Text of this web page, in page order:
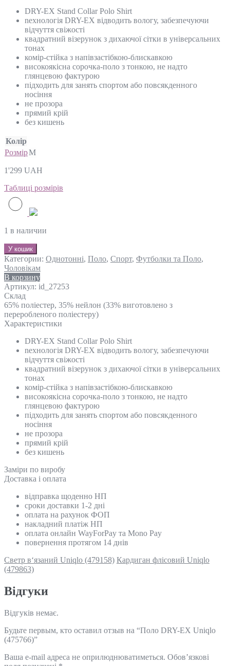
DRY-EX Stand Collar Polo Shirt
nехнологія DRY-EX відводить вологу, забезпечуючи
відчуття свіжості
квадратний візерунок з дихаючої сітки в універсальних
тонах
комір-стійка з напівзастібкою-блискавкою
високоякісна сорочка-поло з тонкою, не надто
глянцевою фактурою
підходить для занять спортом або повсякденного
носіння
не прозора
прямий крій
без кишень
Колір
РозмірM
1'299 UAH
Таблиці розмірів
1 в наличии
У кошик
Категории: Однотонні, Поло, Спорт, Футболки та Поло,
Чоловікам
В корзину
Артикул: id_27253
Склад
65% поліестер, 35% нейлон (33% виготовлено з
переробленого поліестеру)
Характеристики
DRY-EX Stand Collar Polo Shirt
nехнологія DRY-EX відводить вологу, забезпечуючи
відчуття свіжості
квадратний візерунок з дихаючої сітки в універсальних
тонах
комір-стійка з напівзастібкою-блискавкою
високоякісна сорочка-поло з тонкою, не надто
глянцевою фактурою
підходить для занять спортом або повсякденного
носіння
не прозора
прямий крій
без кишень
Замiри по виробу
Доставка і оплата
відправка щоденно НП
сроки доставки 1-2 дні
оплата на рахунок ФОП
накладний платіж НП
оплата онлайн WayForPay та Mono Pay
повернення протягом 14 днів
Светр в‘язаний Uniqlo (479158) Кардиган флісовий Uniqlo
(479863)
Відгуки
Відгуків немає.
Будьте первым, кто оставил отзыв на “Поло DRY-EX Uniqlo
(475766)”
Ваша e-mail адреса не оприлюднюватиметься. Обов’язкові